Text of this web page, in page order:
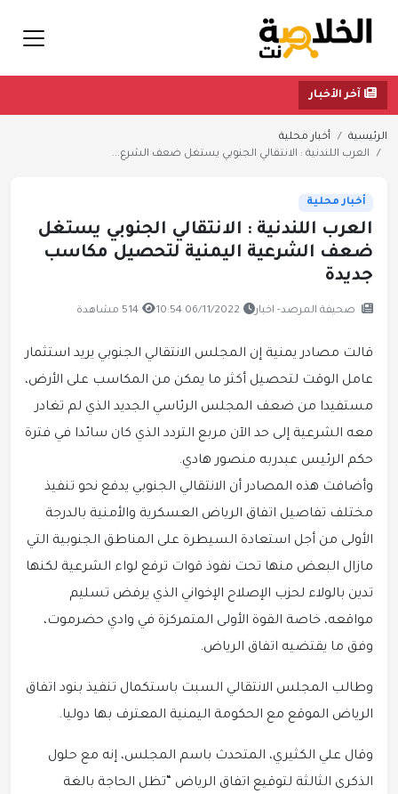
آخر الأخبار
الرئيسية
أخبار محلية
العرب اللندنية : الانتقالي الجنوبي يستغل ضعف الشرع...
أخبار محلية
العرب اللندنية : الانتقالي الجنوبي يستغل
ضعف الشرعية اليمنية لتحصيل مكاسب
جديدة
صحيفة المرصد- اخبار 06/11/2022 10:54 514 مشاهدة
قالت مصادر يمنية إن المجلس الانتقالي الجنوبي يريد استثمار
عامل الوقت لتحصيل أكثر ما يمكن من المكاسب على الأرض،
مستفيدا من ضعف المجلس الرئاسي الجديد الذي لم تغادر
معه الشرعية إلى حد الآن مربع التردد الذي كان سائدا في فترة
حكم الرئيس عبدربه منصور هادي.
وأضافت هذه المصادر أن الانتقالي الجنوبي يدفع نحو تنفيذ
مختلف تفاصيل اتفاق الرياض العسكرية والأمنية بالدرجة
الأولى من أجل استعادة السيطرة على المناطق الجنوبية التي
مازال البعض منها تحت نفوذ قوات ترفع لواء الشرعية لكنها
تدين بالولاء لحزب الإصلاح الإخواني الذي يرفض تسليم
مواقعه، خاصة القوة الأولى المتمركزة في وادي حضرموت،
وفق ما يقتضيه اتفاق الرياض.
وطالب المجلس الانتقالي السبت باستكمال تنفيذ بنود اتفاق
الرياض الموقع مع الحكومة اليمنية المعترف بها دوليا.
وقال علي الكثيري، المتحدث باسم المجلس، إنه مع حلول
الذكرى الثالثة لتوقيع اتفاق الرياض “تظل الحاجة بالغة